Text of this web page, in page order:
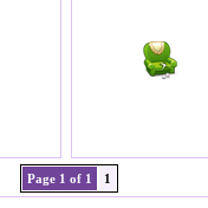
Page 1 of 1 1